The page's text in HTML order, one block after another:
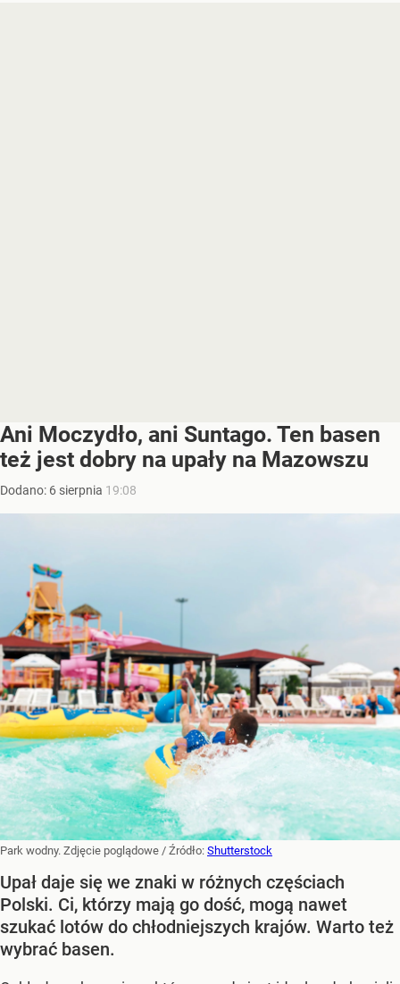
Ani Moczydło, ani Suntago. Ten basen
też jest dobry na upały na Mazowszu
Dodano: 6 sierpnia 19:08
Park wodny. Zdjęcie poglądowe / Źródło: Shutterstock
Upał daje się we znaki w różnych częściach
Polski. Ci, którzy mają go dość, mogą nawet
szukać lotów do chłodniejszych krajów. Warto też
wybrać basen.